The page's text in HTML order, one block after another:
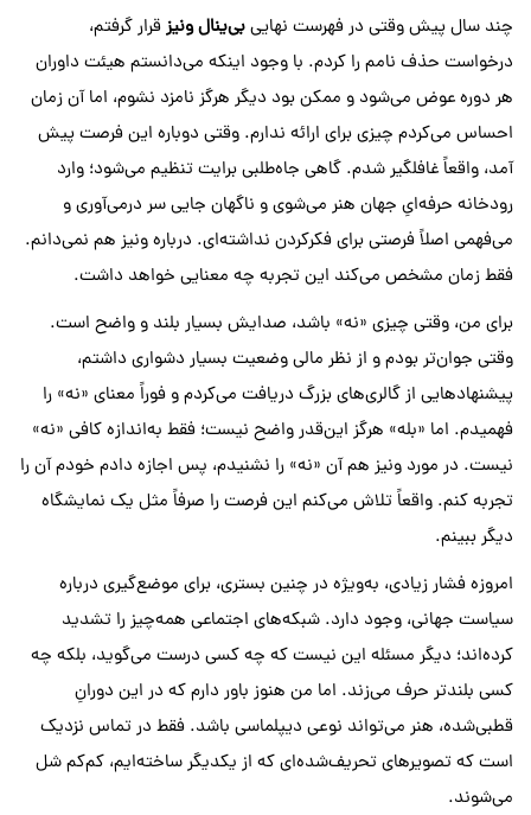
چند سال پیش وقتی در فهرست نهاییبی‌ینال ونیزقرار گرفتم،
درخواست حذف نامم را کردم. با وجود اینکه می‌دانستم هیئت داوران
هر دوره عوض می‌شود و ممکن بود دیگر هرگز نامزد نشوم، اما آن زمان
احساس می‌کردم چیزی برای ارائه ندارم. وقتی دوباره این فرصت پیش
آمد، واقعاً غافلگیر شدم. گاهی جاه‌طلبی برایت تنظیم می‌شود؛ وارد
رودخانه حرفه‌ایِ جهان هنر می‌شوی و ناگهان جایی سر درمی‌آوری و
می‌فهمی اصلاً فرصتی برای فکرکردن نداشته‌ای. درباره ونیز هم نمی‌دانم.
فقط زمان مشخص می‌کند این تجربه چه معنایی خواهد داشت.
برای من، وقتی چیزی «نه» باشد، صدایش بسیار بلند و واضح است.
وقتی جوان‌تر بودم و از نظر مالی وضعیت بسیار دشواری داشتم،
پیشنهادهایی از گالری‌های بزرگ دریافت می‌کردم و فوراً معنای «نه» را
فهمیدم. اما «بله» هرگز این‌قدر واضح نیست؛ فقط به‌اندازه کافی «نه»
نیست. در مورد ونیز هم آن «نه» را نشنیدم، پس اجازه دادم خودم آن را
تجربه کنم. واقعاً تلاش می‌کنم این فرصت را صرفاً مثل یک نمایشگاه
دیگر ببینم.
امروزه فشار زیادی، به‌ویژه در چنین بستری، برای موضع‌گیری درباره
سیاست جهانی، وجود دارد. شبکه‌های اجتماعی همه‌چیز را تشدید
کرده‌اند؛ دیگر مسئله این نیست که چه کسی درست می‌گوید، بلکه چه
کسی بلندتر حرف می‌زند. اما من هنوز باور دارم که در این دورانِ
قطبی‌شده، هنر می‌تواند نوعی دیپلماسی باشد. فقط در تماس نزدیک
است که تصویرهای تحریف‌شده‌ای که از یکدیگر ساخته‌ایم، کم‌کم شل
می‌شوند.